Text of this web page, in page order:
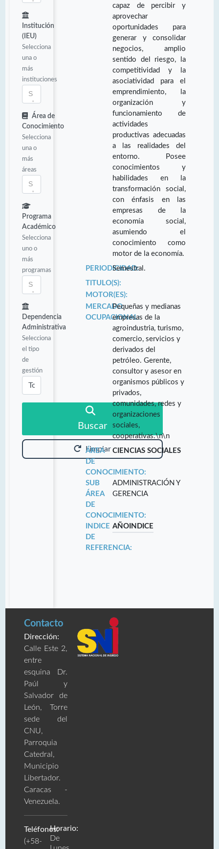
Institución
(IEU)
Selecciona
una o
más
instituciones
Área de
Conocimiento
Selecciona
una o
más
áreas
Programa
Académico
Selecciona
uno o
más
programas
Dependencia
Administrativa
Selecciona
el tipo
de
gestión
Buscar
Limpiar
capaz de percibir y
aprovechar
oportunidades para
generar y consolidar
negocios, amplio
sentido del riesgo, la
competitividad y la
asociatividad para el
emprendimiento, la
organización y
funcionamiento de
actividades
productivas adecuadas
a las realidades del
entorno. Posee
conocimientos y
habilidades en la
transformación social,
con énfasis en las
empresas de la
economía social,
asumiendo el
conocimiento como
motor de la economía.
PERIODICIDAD:
Semestral.
TITULO(S):
MOTOR(ES):
MERCADO
OCUPACIONAL:
Pequeñas y medianas
empresas de la
agroindustria, turismo,
comercio, servicios y
derivados del
petróleo. Gerente,
consultor y asesor en
organismos públicos y
privados,
comunidades, redes y
organizaciones
sociales,
cooperativas.\n\n
ÁREA
DE
CONOCIMIENTO:
CIENCIAS SOCIALES
SUB
ÁREA
DE
CONOCIMIENTO:
ADMINISTRACIÓN Y
GERENCIA
INDICE
DE
REFERENCIA:
AÑO INDICE
Contacto
Dirección:
Calle Este 2,
entre
esquina Dr.
Paúl y
Salvador de
León, Torre
sede del
CNU,
Parroquia
Catedral,
Municipio
Libertador.
Caracas -
Venezuela.
Teléfonos:
(+58-
Horario:
De